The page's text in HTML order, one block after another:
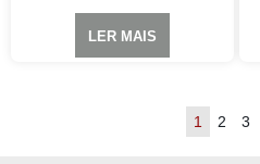
LER MAIS
1 2 3